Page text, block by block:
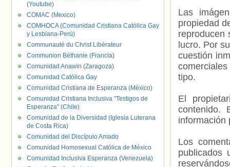
Las
propiedad
reproducen
lucro. Por
cuestión
tipo.
El
contenido.
información
Los
publicados
(Youtube)
COMAC (Mexico)
COMHOCA (Comunidad Cristiana Católica Gay
y Lesbiana-Perú)
Communauté du Christ Libérateur
Communion Béthanie (Francia)
Comunidad Anawin (Zaragoza)
Comunidad Católica Gay
Comunidad Cristiana de Esperanza (México)
Comunidad Cristiana Inclusiva "Testigos de
Esperanza" (Chile)
Comunidad de la Diversidad (Iglesia Luterana
de Costa Rica)
Comunidad del Discípulo Amado
Comunidad Homosexual Católica de México
Comunidad Inclusiva Esperanza (Venezuela)